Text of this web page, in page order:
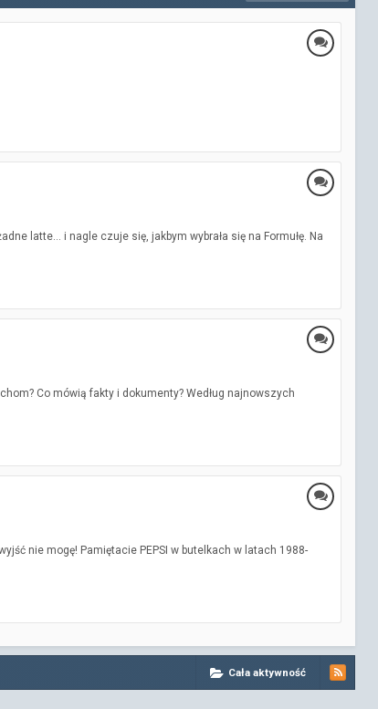
latte... i nagle czuje się, jakbym wybrała się na Formułę. Na
Co mówią fakty i dokumenty? Według najnowszych
nie mogę! Pamiętacie PEPSI w butelkach w latach 1988-
Cała aktywność